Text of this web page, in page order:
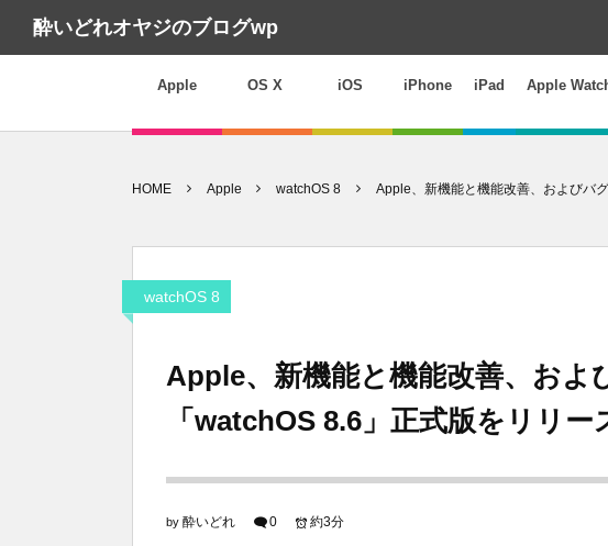
酔いどれオヤジのブログwp
Apple OS X iOS iPhone iPad Apple
HOME Apple watchOS 8 Apple、新機能と機能改善、およびバ
watchOS 8
Apple、新機能と機能改善、およ
「watchOS 8.6」正式版をリリー
by 酔いどれ 0 約3分